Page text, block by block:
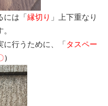
は「 縁切り 」上下重なり
行うために、「 タスペー
）